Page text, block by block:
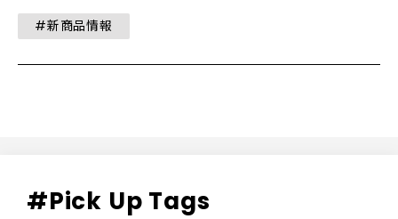
#新商品情報
#Pick Up Tags